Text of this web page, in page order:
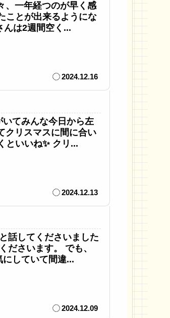
、一年経つのが早く感
ことが出来るようにな
んは2週間空く...
2024.12.16
てみんな今日から左
クリスマスに間に合い
といいね✨ クリ...
2024.12.13
話してくださいました
ださいます。 でも、
していて間違...
2024.12.09